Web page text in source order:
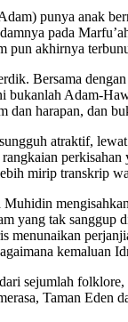
punya anak
pada
pun akhirnya
Bersama
bukanlah Adam-
dan harapan, dan
atraktif,
mirip transkrip
yang tak
menunaikan
kemaluan
sejumlah
Taman